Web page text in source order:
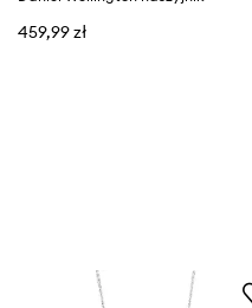
459,99 zł